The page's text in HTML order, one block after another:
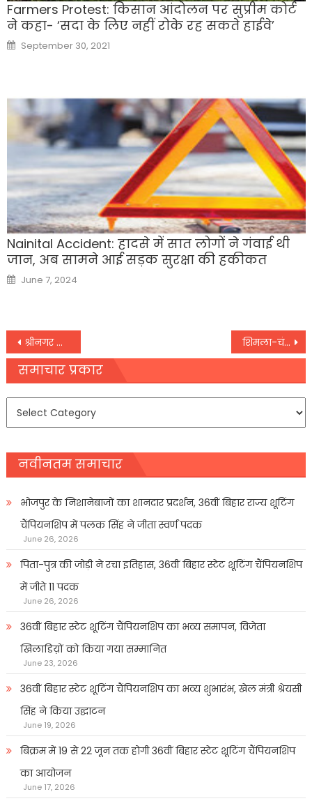
Farmers Protest: किसान आंदोलन पर सुप्रीम कोर्ट
ने कहा- ‘सदा के लिए नहीं रोके रह सकते हाईवे’
Posted
on
September 30, 2021
Nainital Accident: हादसे में सात लोगों ने गंवाई थी
जान, अब सामने आई सड़क सुरक्षा की हकीकत
Posted
on
June 7, 2024
Post
navigation
श्रीनगर के एसएसपी ने सुरक्षा प्राप्त लोगों के होटलों में सुरक्षा की समीक्षा की शिमला-चंडीगढ़ रूट पर बस चलाने वाली पहली HRTC महिला चालक बनी सीमा ठाकुर,
समाचार प्रकार
समाचार
नवीनतम समाचार
भोजपुर के निशानेबाजों का शानदार प्रदर्शन, 36वीं बिहार राज्य शूटिंग
चैंपियनशिप में पलक सिंह ने जीता स्वर्ण पदक
June 26, 2026
पिता-पुत्र की जोड़ी ने रचा इतिहास, 36वीं बिहार स्टेट शूटिंग चैंपियनशिप
में जीते 11 पदक
June 26, 2026
36वीं बिहार स्टेट शूटिंग चैंपियनशिप का भव्य समापन, विजेता
खिलाडिय़ों को किया गया सम्मानित
June 23, 2026
36वीं बिहार स्टेट शूटिंग चैंपियनशिप का भव्य शुभारंभ, खेल मंत्री श्रेयसी
सिंह ने किया उद्घाटन
June 19, 2026
बिक्रम में 19 से 22 जून तक होगी 36वीं बिहार स्टेट शूटिंग चैंपियनशिप
का आयोजन
June 17, 2026